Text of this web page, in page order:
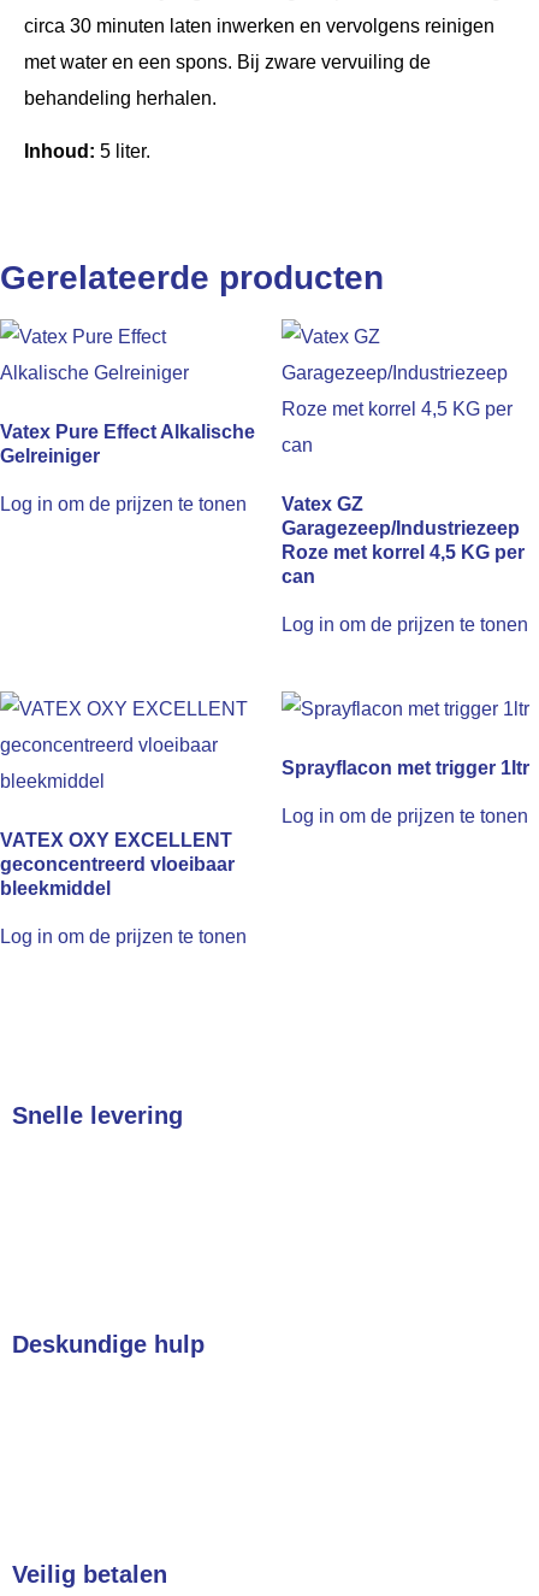
circa 30 minuten laten inwerken en vervolgens reinigen
met water en een spons. Bij zware vervuiling de
behandeling herhalen.
Inhoud: 5 liter.
Gerelateerde producten
Vatex Pure Effect Alkalische
Gelreiniger
Log in om de prijzen te tonen
Vatex GZ
Garagezeep/Industriezeep
Roze met korrel 4,5 KG per
can
Log in om de prijzen te tonen
VATEX OXY EXCELLENT
geconcentreerd vloeibaar
bleekmiddel
Log in om de prijzen te tonen
Sprayflacon met trigger 1ltr
Log in om de prijzen te tonen
Snelle levering
Deskundige hulp
Veilig betalen